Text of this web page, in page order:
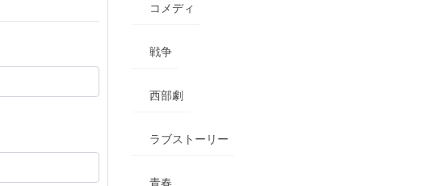
コメディ
戦争
西部劇
ラブストーリー
青春